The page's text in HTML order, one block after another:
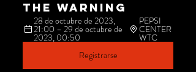
THE WARNING
28 de octubre de 2023,
21:00 – 29 de octubre de
2023, 00:50
PEPSI
CENTER
WTC
Registrarse